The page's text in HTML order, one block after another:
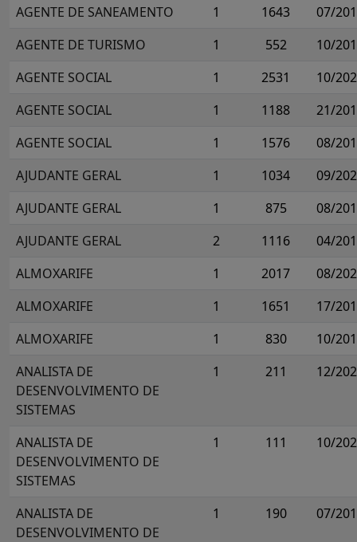
AGENTE DE SANEAMENTO 1 1643
07/
AGENTE DE TURISMO
1 552
10/
AGENTE SOCIAL
1 2531
10/
AGENTE SOCIAL
1 1188
21/
AGENTE SOCIAL
1 1576
08/
AJUDANTE GERAL
1 1034
09/
AJUDANTE GERAL
1 875
08/
AJUDANTE GERAL
2 1116
04/
ALMOXARIFE
1 2017
08/
ALMOXARIFE
1 1651
17/
ALMOXARIFE
1 830
10/
ANALISTA DE
DESENVOLVIMENTO DE
SISTEMAS
1 211 12/
ANALISTA DE
DESENVOLVIMENTO DE
SISTEMAS
1 111 10/
ANALISTA DE
DESENVOLVIMENTO DE
1 190 07/